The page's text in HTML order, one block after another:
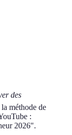
des
méthode de
:
2026".